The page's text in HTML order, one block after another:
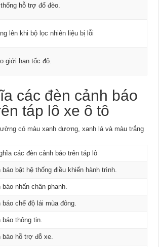
hỗ trợ đổ đèo.
lên khi bộ lọc nhiên liệu bị lỗi
giới hạn tốc độ.
các đèn cảnh báo
táp lô xe ô tô
có màu xanh dương, xanh lá và màu trắng
các đèn cảnh báo trên táp lô
báo bật hệ thống điều khiển hành trình.
báo nhấn chân phanh.
báo chế độ lái mùa đông.
báo thông tin.
báo hỗ trợ đỗ xe.